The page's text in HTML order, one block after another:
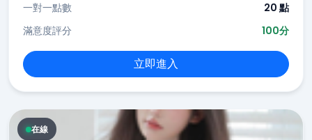
一對一點數
20 點
滿意度評分
100分
立即進入
在線